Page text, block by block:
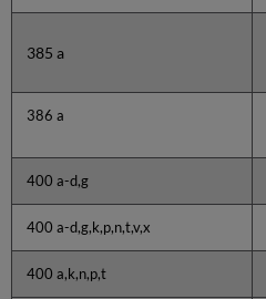
385 a
386 a
400 a-d,g
400 a-d,g,k,p,n,t,v,x
400 a,k,n,p,t